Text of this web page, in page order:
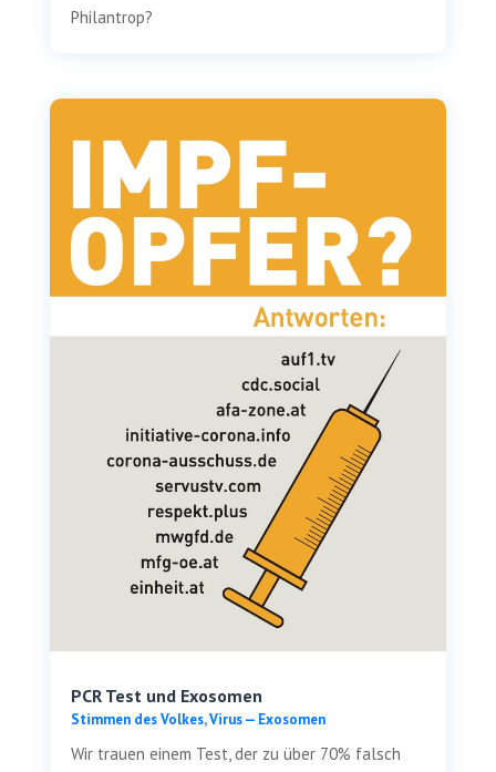
Philantrop?
PCR Test und Exosomen
Stim­men des Vol­kes,Virus — Exosomen
Wir trau­en einem Test, der zu über 70% falsch